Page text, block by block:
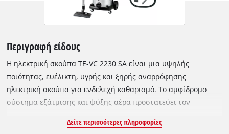
Περιγραφή είδους
Η ηλεκτρική σκούπα TE-VC 2230 SA είναι μια υψηλής
ποιότητας, ευέλικτη, υγρής και ξηρής αναρρόφησης
ηλεκτρική σκούπα για ενδελεχή καθαρισμό. Το αμφίδρομο
σύστημα εξάτμισης και ψύξης αέρα προστατεύει τον
δοχείο από ανοξείδωτο ατσάλι 30 λίτρων προσφέρει άφθονο
Δείτε περισσότερες πληροφορίες